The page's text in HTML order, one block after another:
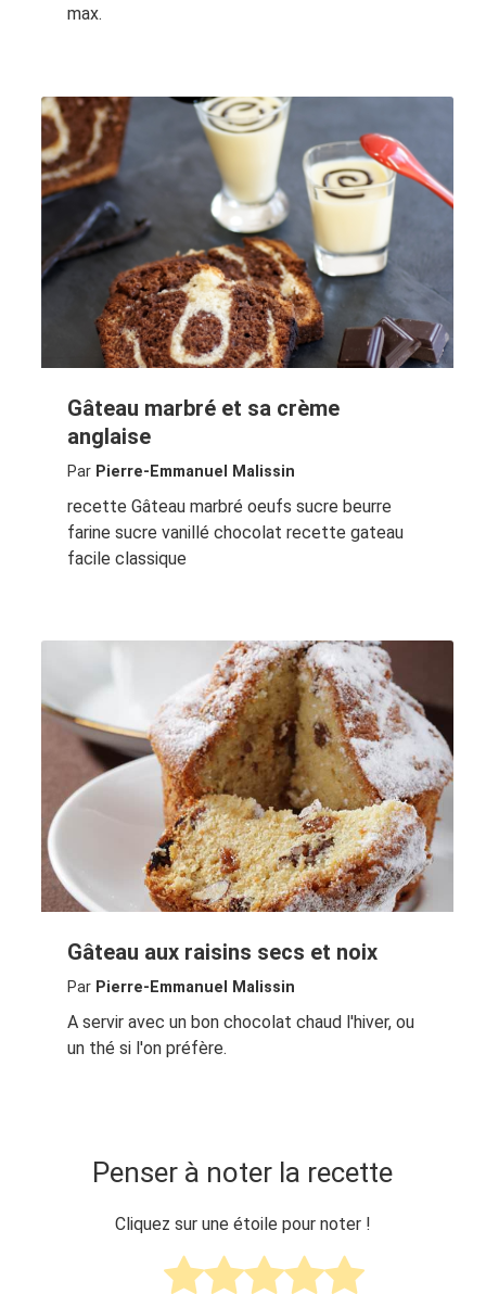
max.
Gâteau marbré et sa crème
anglaise
Par Pierre-Emmanuel Malissin
recette Gâteau marbré oeufs sucre beurre
farine sucre vanillé chocolat recette gateau
facile classique
Gâteau aux raisins secs et noix
Par Pierre-Emmanuel Malissin
A servir avec un bon chocolat chaud l'hiver, ou
un thé si l'on préfère.
Penser à noter la recette
Cliquez sur une étoile pour noter !